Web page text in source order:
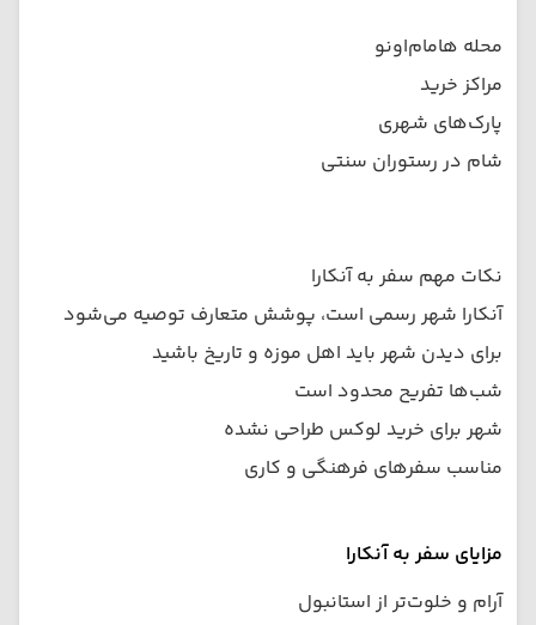
محله هامام‌اونو
مراکز خرید
پارک‌های شهری
شام در رستوران سنتی
نکات مهم سفر به آنکارا
آنکارا شهر رسمی است، پوشش متعارف توصیه می‌شود
برای دیدن شهر باید اهل موزه و تاریخ باشید
شب‌ها تفریح محدود است
شهر برای خرید لوکس طراحی نشده
مناسب سفرهای فرهنگی و کاری
مزایای سفر به آنکارا
آرام و خلوت‌تر از استانبول